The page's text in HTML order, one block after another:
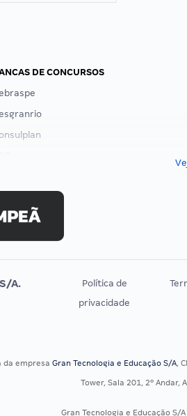
DE CONCURSOS
A.
Política de
privacidade
da empresaGran Tecnologia e Educação S/A,
Tower, Sala 201, 2º Andar,
Gran Tecnologia e Educação S/